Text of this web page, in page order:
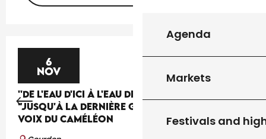
Agenda
Markets
Festivals and
6
NOV
''DE L'EAU D'ICI À L'EAU DE LÀ'' : THÉÂTRE
"JUSQU'À LA DERNIÈRE GOUTTE" PAR LA CIE LES
VOIX DU CAMÉLÉON